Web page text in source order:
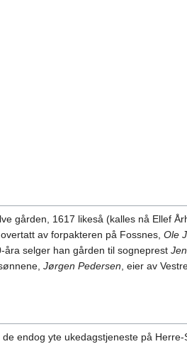
gården, 1617 likeså (kalles nå Ellef
av forpakteren på Fossnes, Ole
selger han gården til sogneprest
Jørgen Pedersen, eier av
endog yte ukedagstjeneste på Herre-